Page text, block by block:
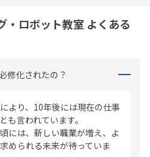
・ロボット教室 よくある
修化されたの？
より、10年後には現在の仕事
も言われています。
には、新しい職業が増え、よ
められる未来が待っていま